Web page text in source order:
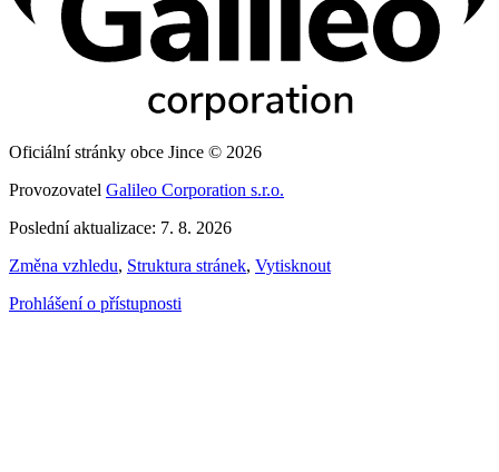
Oficiální stránky obce Jince © 2026
Provozovatel Galileo Corporation s.r.o.
Poslední aktualizace: 7. 8. 2026
Změna vzhledu, Struktura stránek, Vytisknout
Prohlášení o přístupnosti